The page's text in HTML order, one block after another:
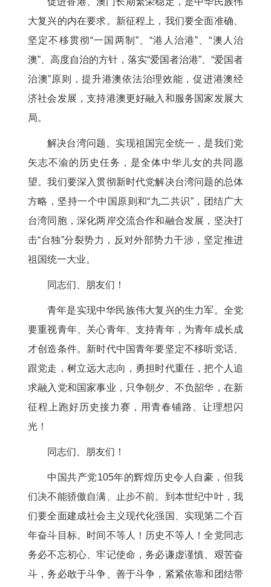
大复兴的内在要求。新征程上，我们要全面准确、
坚定不移贯彻“一国两制”、“港人治港”、“澳人治
澳”、高度自治的方针，落实“爱国者治港”、“爱国者
治澳”原则，提升港澳依法治理效能，促进港澳经
济社会发展，支持港澳更好融入和服务国家发展大
局。
解决台湾问题、实现祖国完全统一，是我们党
矢志不渝的历史任务，是全体中华儿女的共同愿
望。我们要深入贯彻新时代党解决台湾问题的总体
方略，坚持一个中国原则和“九二共识”，团结广大
台湾同胞，深化两岸交流合作和融合发展，坚决打
击“台独”分裂势力，反对外部势力干涉，坚定推进
祖国统一大业。
同志们、朋友们！
青年是实现中华民族伟大复兴的生力军。全党
要重视青年、关心青年、支持青年，为青年成长成
才创造条件。新时代中国青年要坚定不移听党话、
跟党走，树立远大志向，勇担时代重任，把个人追
求融入党和国家事业，只争朝夕、不负韶华，在新
征程上跑好历史接力赛，用青春铺路、让理想闪
光！
同志们、朋友们！
中国共产党105年的辉煌历史令人自豪，但我
们决不能骄傲自满、止步不前。到本世纪中叶，我
们要全面建成社会主义现代化强国、实现第二个百
年奋斗目标。时间不等人！历史不等人！全党同志
务必不忘初心、牢记使命，务必谦虚谨慎、艰苦奋
斗，务必敢于斗争、善于斗争，紧紧依靠和团结带